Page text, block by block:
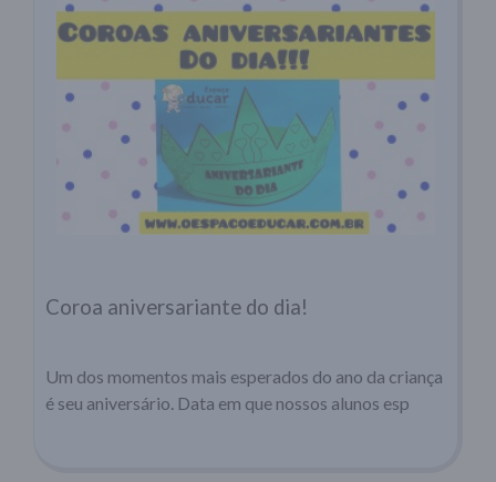
Coroa aniversariante do dia!
Um dos momentos mais esperados do ano da criança
é seu aniversário. Data em que nossos alunos esp